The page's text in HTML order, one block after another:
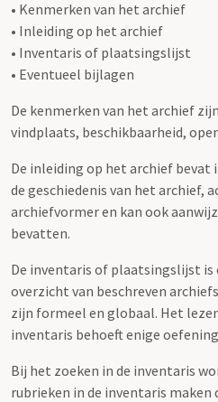
• Kenmerken van het archief
• Inleiding op het archief
• Inventaris of plaatsingslijst
• Eventueel bijlagen
De kenmerken van het archief
vindplaats, beschikbaarheid,
De inleiding op het archief
de geschiedenis van het archief,
archiefvormer en kan ook
bevatten.
De inventaris of plaatsingslijst is
overzicht van beschreven
zijn formeel en globaal. Het
inventaris behoeft enige
Bij het zoeken in de inventaris
rubrieken in de inventaris maken